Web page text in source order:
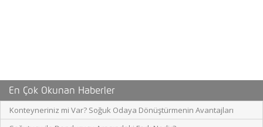
En Çok Okunan Haberler
Konteyneriniz mi Var? Soğuk Odaya Dönüştürmenin Avantajları